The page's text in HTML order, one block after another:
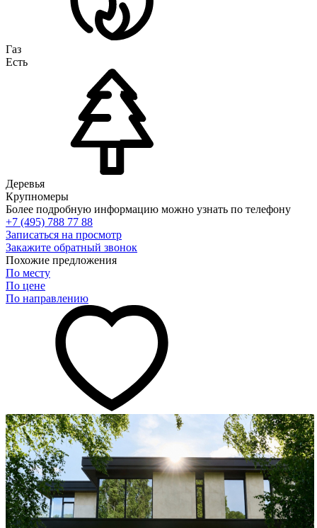
Газ
Есть
Деревья
Крупномеры
Более подробную информацию можно узнать по телефону
+7 (495) 788 77 88
Записаться на просмотр
Закажите обратный звонок
Похожие предложения
По месту
По цене
По направлению